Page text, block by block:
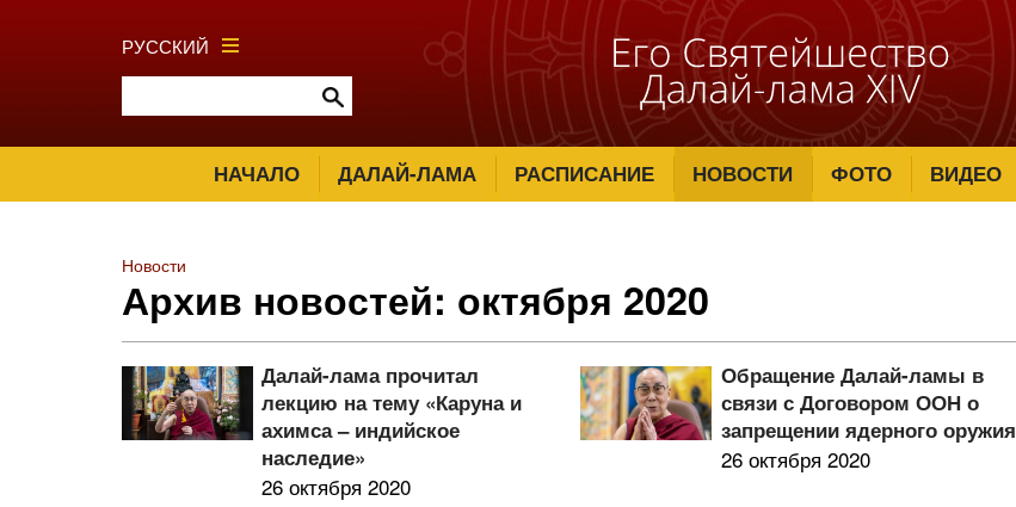
РУССКИЙ
НАЧАЛО ДАЛАЙ-ЛАМА РАСПИСАНИЕ НОВОСТИ ФОТО ВИДЕО
Новости
Архив новостей: октября 2020
Далай-лама прочитал
лекцию на тему «Каруна и
ахимса – индийское
наследие»
26 октября 2020
Обращение Далай-ламы в
связи с Договором ООН о
запрещении ядерного оружия
26 октября 2020